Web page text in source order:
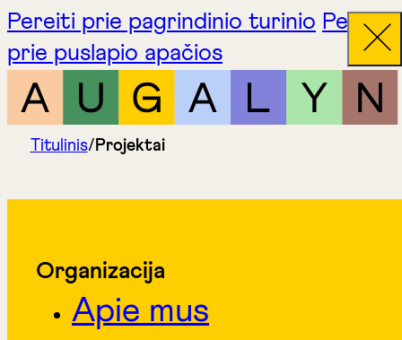
Pereiti prie pagrindinio turinio Pereiti
prie puslapio apačios
Titulinis/ Projektai
Organizacija
Apie mus